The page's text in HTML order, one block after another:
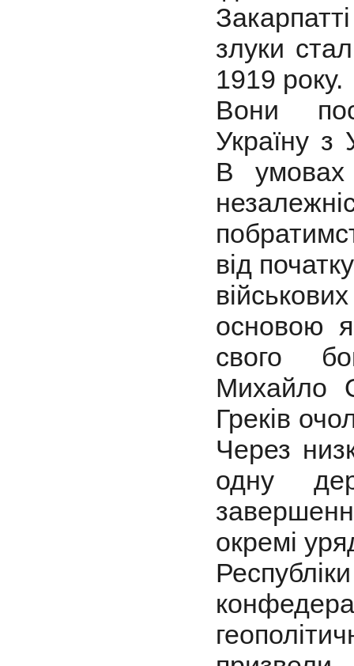
злуки
1919 року.
Вони
Україну з
В умовах
від
основою
свого
Михайло
Греків
Через
одну
окремі